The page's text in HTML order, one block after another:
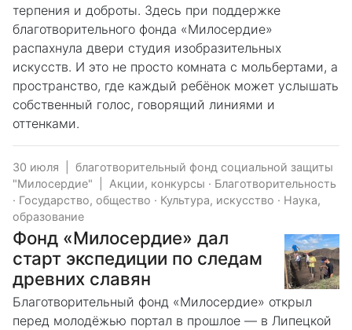
терпения и доброты. Здесь при поддержке
благотворительного фонда «Милосердие»
распахнула двери студия изобразительных
искусств. И это не просто комната с мольбертами, а
пространство, где каждый ребёнок может услышать
собственный голос, говорящий линиями и
оттенками.
30 июля
благотворительный фонд социальной защиты
"Милосердие"
Акции, конкурсы · Благотворительность
· Государство, общество · Культура, искусство · Наука,
образование
Фонд «Милосердие» дал
старт экспедиции по следам
древних славян
Благотворительный фонд «Милосердие» открыл
перед молодёжью портал в прошлое — в Липецкой